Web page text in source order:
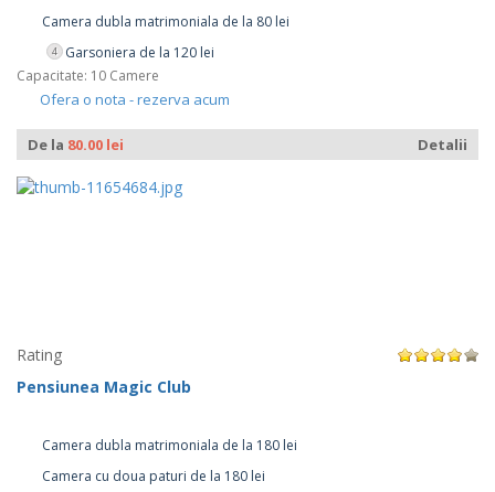
Camera dubla matrimoniala de la 80 lei
4
Garsoniera de la 120 lei
Capacitate: 10 Camere
Ofera o nota - rezerva acum
De la 80.00 lei Detalii
Rating
Pensiunea Magic Club
Camera dubla matrimoniala de la 180 lei
Camera cu doua paturi de la 180 lei